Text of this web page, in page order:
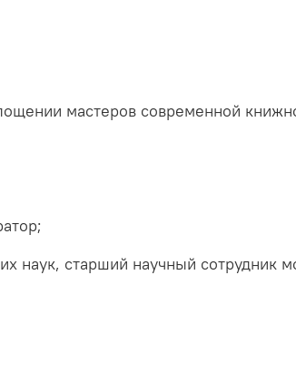
мастеров современной
наук, старший научный сотрудник